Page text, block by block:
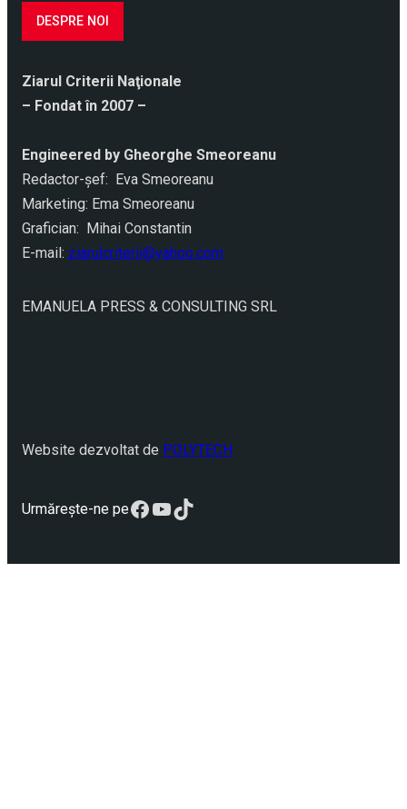
DESPRE NOI
Ziarul Criterii Naţionale
– Fondat în 2007 –
Engineered by Gheorghe Smeoreanu
Redactor-şef: Eva Smeoreanu
Marketing: Ema Smeoreanu
Grafician: Mihai Constantin
E-mail: ziarulcriterii@yahoo.com
EMANUELA PRESS & CONSULTING SRL
Website dezvoltat de POLYTECH
Urmărește-ne peFacebook
YouTube
TikTok